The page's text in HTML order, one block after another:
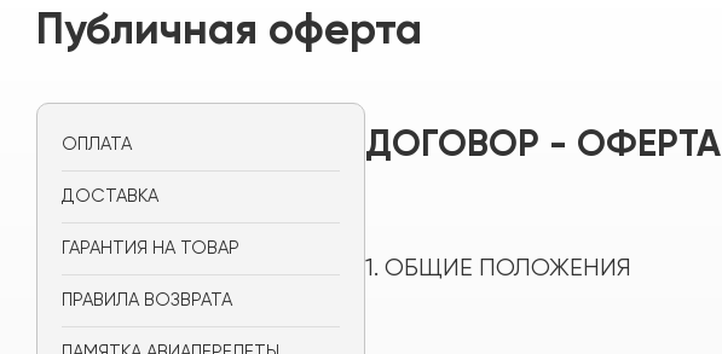
Публичная оферта
ОПЛАТА
ДОСТАВКА
ГАРАНТИЯ НА ТОВАР
ПРАВИЛА ВОЗВРАТА
ДОГОВОР - ОФЕРТА
1. ОБЩИЕ ПОЛОЖЕНИЯ